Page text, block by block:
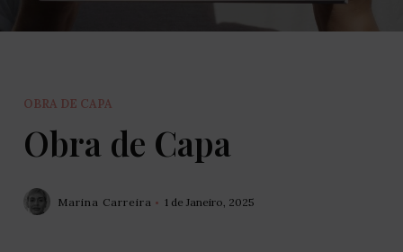
OBRA DE CAPA
Obra de Capa
Marina Carreira 1 de Janeiro, 2025